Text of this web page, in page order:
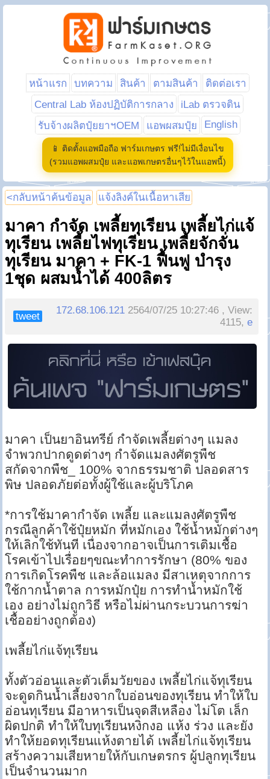
หน้าแรก บทความ สินค้า ตามสินค้า
ติดต่อเรา
Central Lab ห้องปฏิบัติการกลาง
iLab ตรวจดิน
รับจ้างผลิตปุ๋ยยาฯOEM
แอพผสมปุ๋ย English
📱 ติดตั้งแอพมือถือ ฟาร์มเกษตร ฟรี!ไม่มีเงื่อนไข
(รวมแอพผสมปุ๋ย และแอพเกษตรอื่นๆไว้ในแอพนี้)
<กลับหน้าค้นข้อมูล แจ้งลิงค์ในเนื้อหาเสีย
มาคา กำจัด เพลี้ยทุเรียน เพลี้ยไก่แจ้
ทุเรียน เพลี้ยไฟทุเรียน เพลี้ยจักจั่น
ทุเรียน มาคา + FK-1 ฟื้นฟู บำรุง
1ชุด ผสมน้ำได้ 400ลิตร
tweet
172.68.106.121 2564/07/25 10:27:46 , View:
4115,e
มาคา เป็นยาอินทรีย์ กำจัดเพลี้ยต่างๆ แมลง
จำพวกปากดูดต่างๆ กำจัดแมลงศัตรูพืช
สกัดจากพืช_ 100% จากธรรมชาติ ปลอดสาร
พิษ ปลอดภัยต่อทั้งผู้ใช้และผู้บริโภค
*การใช้มาคากำจัด เพลี้ย และแมลงศัตรูพืช
กรณีลูกค้าใช้ปุ๋ยหมัก ที่หมักเอง ใช้น้ำหมักต่างๆ
ให้เลิกใช้ทันที เนื่องจากอาจเป็นการเติมเชื้อ
โรคเข้าไปเรื่อยๆขณะทำการรักษา (80% ของ
การเกิดโรคพืช และล้อแมลง มีสาเหตุจากการ
ใช้กากน้ำตาล การหมักปุ๋ย การทำน้ำหมักใช้
เอง อย่างไม่ถูกวิธี หรือไม่ผ่านกระบวนการฆ่า
เชื้ออย่างถูกต้อง)
เพลี้ยไก่แจ้ทุเรียน
ทั้งตัวอ่อนและตัวเต็มวัยของ เพลี้ยไก่แจ้ทุเรียน
จะดูดกินน้ำเลี้ยงจากใบอ่อนของทุเรียน ทำให้ใบ
อ่อนทุเรียน มีอาหารเป็นจุดสีเหลือง ไม่โต เล็ก
ผิดปกติ ทำให้ใบทุเรียนหงิกงอ แห้ง ร่วง และยัง
ทำให้ยอดทุเรียนแห้งตายได้ เพลี้ยไก่แจ้ทุเรียน
สร้างความเสียหายให้กับเกษตรกร ผู้ปลูกทุเรียน
เป็นจำนวนมาก